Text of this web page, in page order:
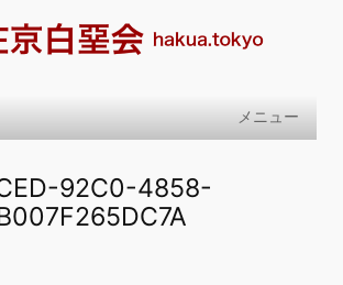
メニュー
92C0-4858-